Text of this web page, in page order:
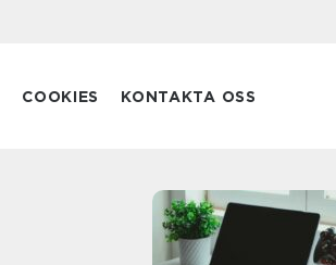
COOKIES KONTAKTA OSS